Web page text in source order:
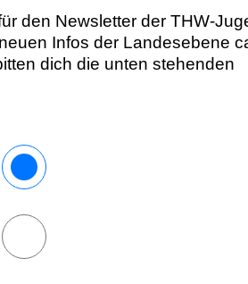
den Newsletter der THW-
Infos der Landesebene
dich die unten stehenden